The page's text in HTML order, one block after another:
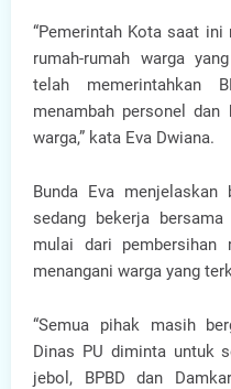
“Pemerintah Kota saat
rumah-rumah warga
telah memerintahkan
menambah personel
warga,” kata Eva Dwiana.
Bunda Eva
sedang bekerja
mulai dari pembersihan
menangani warga yang
“Semua pihak masih
Dinas PU diminta untuk
jebol, BPBD dan